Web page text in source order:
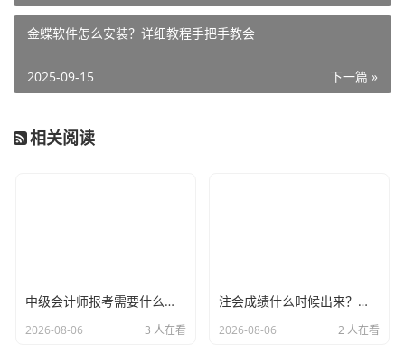
藏在"便民办税"频道第四级菜单里，但打开直接惊呆——所
有税种政策按生效时间排列得明明白白，还能选地区看差异
别死磕总局官网，省级税务网站反而更好使
善用云盘工具
搜"地区+税种+年份+文件号"组合
金蝶软件怎么安装？详细教程手把手教会
下一篇 »
2025-09-15
相关阅读
中级会计师报考需要什么条件？深度解析2024报考门槛与职业进阶之路
2026-08-06 3 人在看
注会成绩什么时候出来？别急，先听听这几句掏心窝子的话
2026-08-06 2 人在看